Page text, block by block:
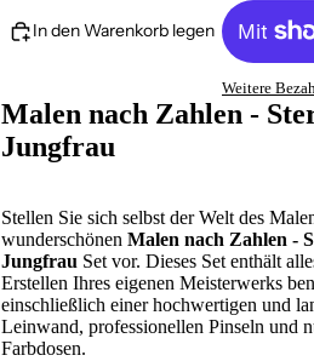
In den Warenkorb legen
Weitere
Malen nach Zahlen -
Jungfrau
Stellen Sie sich selbst der Welt des
wunderschönen Malen nach Zahlen -
Jungfrau Set vor. Dieses Set enthält
Erstellen Ihres eigenen Meisterwerks
einschließlich einer hochwertigen und
Leinwand, professionellen Pinseln und
Farbdosen.